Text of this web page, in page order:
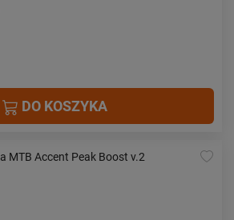
DO KOSZYKA